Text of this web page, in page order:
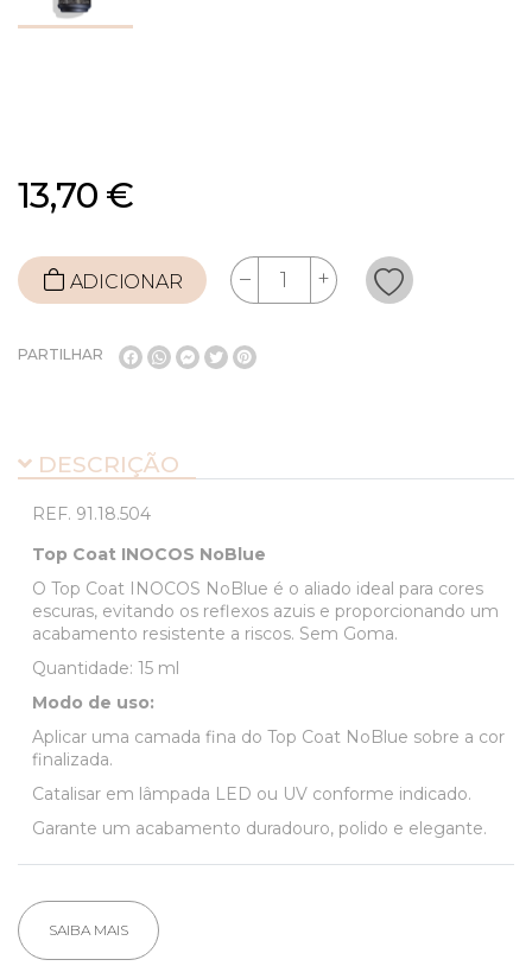
13,70 €
ADICIONAR
PARTILHAR
DESCRIÇÃO
REF. 91.18.504
Top Coat INOCOS NoBlue
O Top Coat INOCOS NoBlue é o aliado ideal para cores
escuras, evitando os reflexos azuis e proporcionando um
acabamento resistente a riscos. Sem Goma.
Quantidade: 15 ml
Modo de uso:
Aplicar uma camada fina do Top Coat NoBlue sobre a cor
finalizada.
Catalisar em lâmpada LED ou UV conforme indicado.
Garante um acabamento duradouro, polido e elegante.
SAIBA MAIS